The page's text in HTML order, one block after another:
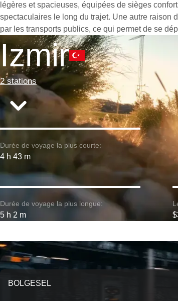
légères et spacieuses, équipées de sièges
spectaculaires le long du trajet. Une autre raison
par les transports publics, ce qui permet de se
Izmir
2 stations
Durée de voyage la plus courte:
4 h 43 m
Durée de voyage la plus longue:
5 h 2 m
BOLGESEL